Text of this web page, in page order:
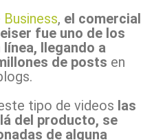
Business, el comercial
fue uno de los
llegando a
de posts en
tipo de videos las
del producto, se
de alguna